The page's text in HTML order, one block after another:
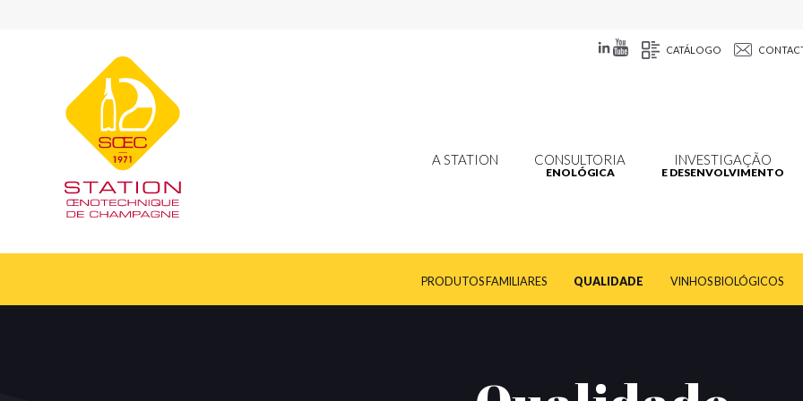
CATÁLOGO
A STATION CONSULTORIA
ENOLÓGICA
INVESTIGAÇÃO
E DESENVOLVIMENTO
PRODUTOS FAMILIARES QUALIDADE VINHOS BIOLÓGICOS